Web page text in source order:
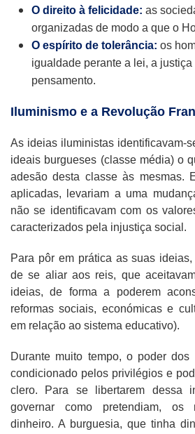
O direito à felicidade: as
organizadas de modo a que o
O espírito de tolerância: os
igualdade perante a lei, a
pensamento.
Iluminismo e a Revolução
As ideias iluministas identificavam-
ideais burgueses (classe média) o
adesão desta classe às mesmas.
aplicadas, levariam a uma
não se identificavam com os
caracterizados pela injustiça social.
Para pôr em prática as suas
de se aliar aos reis, que
ideias, de forma a poderem
reformas sociais, económicas e
em relação ao sistema educativo).
Durante muito tempo, o poder dos
condicionado pelos privilégios e
clero. Para se libertarem dessa
governar como pretendiam, os
dinheiro. A burguesia, que tinha